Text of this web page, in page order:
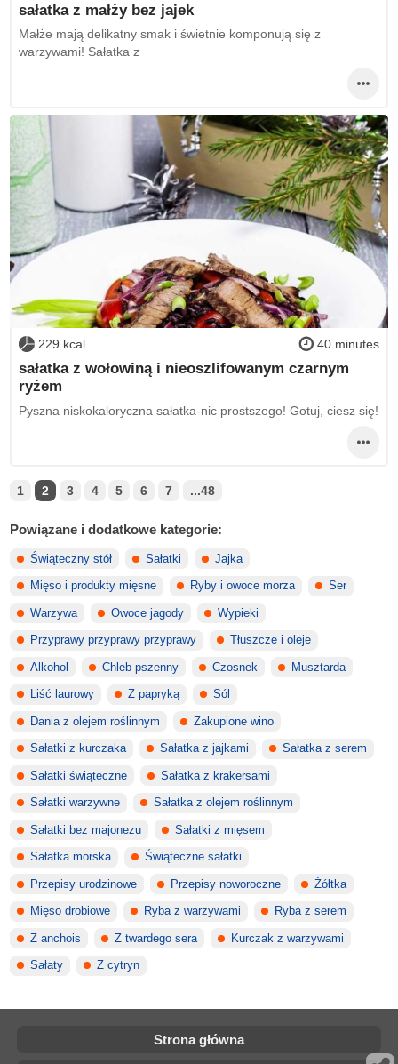
sałatka z małży bez jajek
Małże mają delikatny smak i świetnie komponują się z
warzywami! Sałatka z
229 kcal 40 minutes
sałatka z wołowiną i nieoszlifowanym czarnym
ryżem
Pyszna niskokaloryczna sałatka-nic prostszego! Gotuj, ciesz się!
1 2 3 4 5 6 7 ...48
Powiązane i dodatkowe kategorie:
Świąteczny stół Sałatki Jajka
Mięso i produkty mięsne Ryby i owoce morza Ser
Warzywa Owoce jagody Wypieki
Przyprawy przyprawy przyprawy Tłuszcze i oleje
Alkohol Chleb pszenny Czosnek Musztarda
Liść laurowy Z papryką Sól
Dania z olejem roślinnym Zakupione wino
Sałatki z kurczaka Sałatka z jajkami Sałatka z serem
Sałatki świąteczne Sałatka z krakersami
Sałatki warzywne Sałatka z olejem roślinnym
Sałatki bez majonezu Sałatki z mięsem
Sałatka morska Świąteczne sałatki
Przepisy urodzinowe Przepisy noworoczne Żółtka
Mięso drobiowe Ryba z warzywami Ryba z serem
Z anchois Z twardego sera Kurczak z warzywami
Sałaty Z cytryn
Strona główna